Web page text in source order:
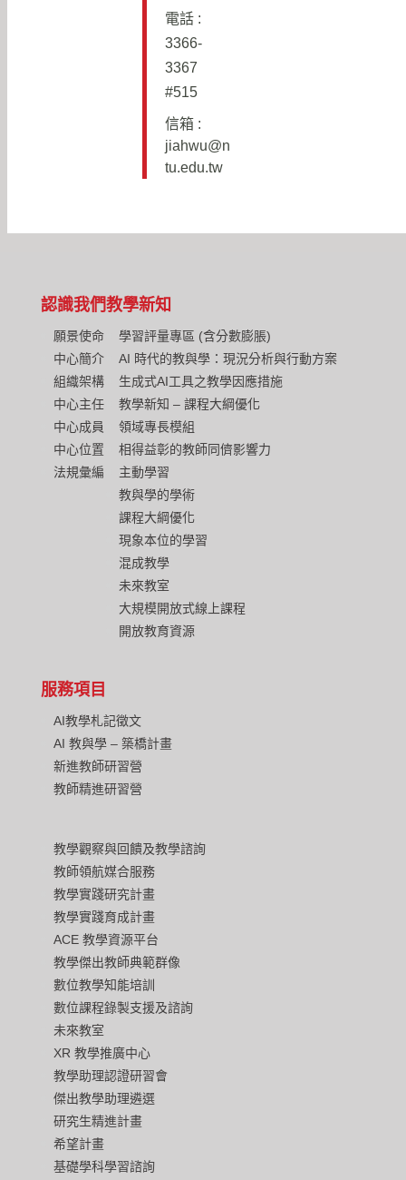
電話 :
3366-
3367
#515
信箱 :
jiahwu@n
tu.edu.tw
認識我們
願景使命
中心簡介
組織架構
中心主任
中心成員
中心位置
法規彙編
教學新知
學習評量專區 (含分數膨脹)
AI 時代的教與學：現況分析與行動方案
生成式AI工具之教學因應措施
教學新知 – 課程大綱優化
領域專長模組
相得益彰的教師同儕影響力
主動學習
教與學的學術
課程大綱優化
現象本位的學習
混成教學
未來教室
大規模開放式線上課程
開放教育資源
服務項目
AI教學札記徵文
AI 教與學 – 築橋計畫
新進教師研習營
教師精進研習營
教學觀察與回饋及教學諮詢
教師領航媒合服務
教學實踐研究計畫
教學實踐育成計畫
ACE 教學資源平台
教學傑出教師典範群像
數位教學知能培訓
數位課程錄製支援及諮詢
未來教室
XR 教學推廣中心
教學助理認證研習會
傑出教學助理遴選
研究生精進計畫
希望計畫
基礎學科學習諮詢